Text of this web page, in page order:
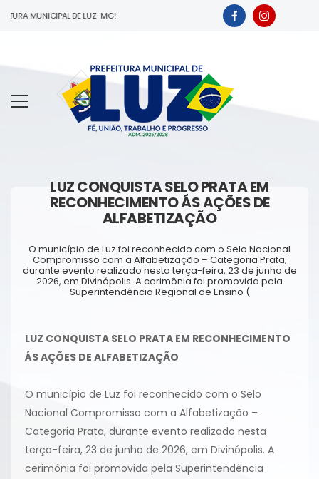
MUNICIPAL DE LUZ-MG!
LUZ CONQUISTA SELO PRATA EM
RECONHECIMENTO ÁS AÇÕES DE
ALFABETIZAÇÃO
O município de Luz foi reconhecido com o Selo Nacional
Compromisso com a Alfabetização – Categoria Prata,
durante evento realizado nesta terça-feira, 23 de junho de
2026, em Divinópolis. A cerimônia foi promovida pela
Superintendência Regional de Ensino (
LUZ CONQUISTA SELO PRATA EM RECONHECIMENTO
ÁS AÇÕES DE ALFABETIZAÇÃO
O município de Luz foi reconhecido com o Selo
Nacional Compromisso com a Alfabetização –
Categoria Prata, durante evento realizado nesta
terça-feira, 23 de junho de 2026, em Divinópolis. A
cerimônia foi promovida pela Superintendência